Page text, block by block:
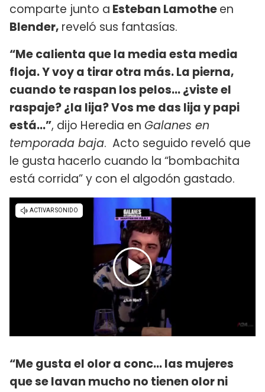
comparte junto a Esteban Lamotheen
Blender, reveló sus fantasías.
“Me calienta que la media esta media
floja. Y voy a tirar otra más. La pierna,
cuando te raspan los pelos... ¿viste el
raspaje? ¿la lija? Vos me das lija y papi
está...”, dijo Heredia en Galanes en
temporada baja. Acto seguido reveló que
le gusta hacerlo cuando la “bombachita
está corrida” y con el algodón gastado.
“Me gusta el olor a conc... las mujeres
que se lavan mucho no tienen olor ni